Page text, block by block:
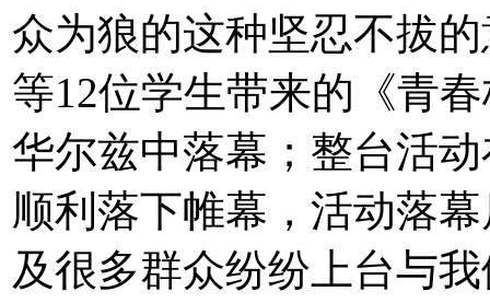
众为狼的这种坚忍不拔
等12位学生带来的《青
华尔兹中落幕；整台活
顺利落下帷幕，活动落
及很多群众纷纷上台与